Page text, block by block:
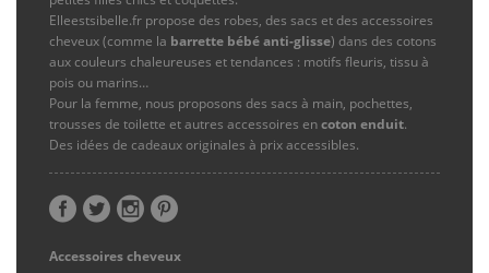
Elleestsibelle.fr propose des robes, des sacs et des accessoires
cheveux (comme la barrette bébé anti-glisse) dans des cotons
aux couleurs chaleureuses et tendances : motifs fleuris, tissu à
pois ou marins…
Pour la femme, nous proposons des sacs à main, pochettes,
trousses de toilette et autres accessoires encoton enduit.
Des idées de cadeaux originales à prix accessibles.
Accessoires cheveux